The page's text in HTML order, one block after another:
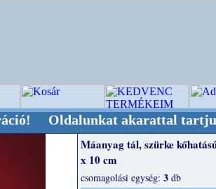
akarattal tartjuk
Máanyag tál, szürke
x 10 cm
csomagolási egység: 3db